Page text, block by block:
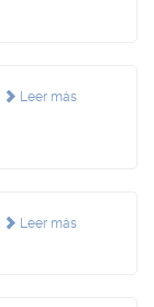
Leer más
Leer más